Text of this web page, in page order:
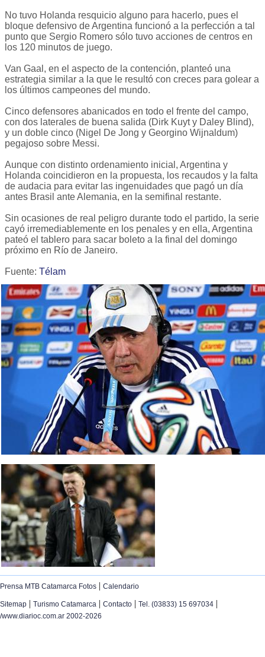
No tuvo Holanda resquicio alguno para hacerlo, pues el
bloque defensivo de Argentina funcionó a la perfección a tal
punto que Sergio Romero sólo tuvo acciones de centros en
los 120 minutos de juego.
Van Gaal, en el aspecto de la contención, planteó una
estrategia similar a la que le resultó con creces para golear a
los últimos campeones del mundo.
Cinco defensores abanicados en todo el frente del campo,
con dos laterales de buena salida (Dirk Kuyt y Daley Blind),
y un doble cinco (Nigel De Jong y Georgino Wijnaldum)
pegajoso sobre Messi.
Aunque con distinto ordenamiento inicial, Argentina y
Holanda coincidieron en la propuesta, los recaudos y la falta
de audacia para evitar las ingenuidades que pagó un día
antes Brasil ante Alemania, en la semifinal restante.
Sin ocasiones de real peligro durante todo el partido, la serie
cayó irremediablemente en los penales y en ella, Argentina
pateó el tablero para sacar boleto a la final del domingo
próximo en Río de Janeiro.
Fuente: Télam
Prensa MTB Catamarca Fotos | Calendario
Sitemap | Turismo Catamarca | Contacto | Tel. (03833) 15 697034 |
/www.diarioc.com.ar 2002-2026